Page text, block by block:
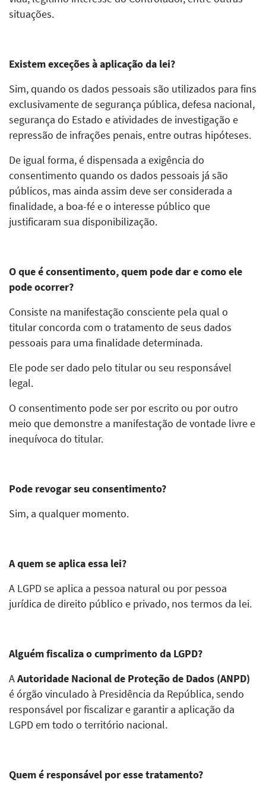
situações.
Existem exceções à aplicação da lei?
Sim, quando os dados pessoais são utilizados para fins
exclusivamente de segurança pública, defesa nacional,
segurança do Estado e atividades de investigação e
repressão de infrações penais, entre outras hipóteses.
De igual forma, é dispensada a exigência do
consentimento quando os dados pessoais já são
públicos, mas ainda assim deve ser considerada a
finalidade, a boa-fé e o interesse público que
justificaram sua disponibilização.
O que é consentimento, quem pode dar e como ele
pode ocorrer?
Consiste na manifestação consciente pela qual o
titular concorda com o tratamento de seus dados
pessoais para uma finalidade determinada.
Ele pode ser dado pelo titular ou seu responsável
legal.
O consentimento pode ser por escrito ou por outro
meio que demonstre a manifestação de vontade livre e
inequívoca do titular.
Pode revogar seu consentimento?
Sim, a qualquer momento.
A quem se aplica essa lei?
A LGPD se aplica a pessoa natural ou por pessoa
jurídica de direito público e privado, nos termos da lei.
Alguém fiscaliza o cumprimento da LGPD?
AAutoridade Nacional de Proteção de Dados (ANPD)
é órgão vinculado à Presidência da República, sendo
responsável por fiscalizar e garantir a aplicação da
LGPD em todo o território nacional.
Quem é responsável por esse tratamento?